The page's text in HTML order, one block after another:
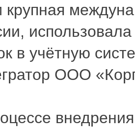
крупная
в учётную
ООО